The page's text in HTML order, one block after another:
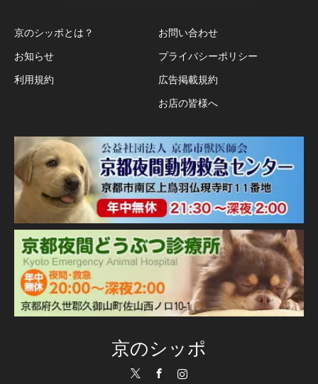
京のシッポとは？
お知らせ
利用規約
お問い合わせ
プライバシーポリシー
広告掲載規約
お店の皆様へ
京のシッポ